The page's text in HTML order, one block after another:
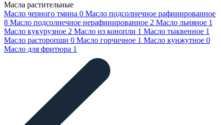
Масла растительные
Масло черного тмина 0 Масло подсолнечное рафинированное
8 Масло подсолнечное нерафинированное 2 Масло льняное 1
Масло кукурузное 2 Масло из конопли 1 Масло тыквенное 1
Масло расторопши 0 Масло горчичное 1 Масло кунжутное 0
Масло для фритюра 1